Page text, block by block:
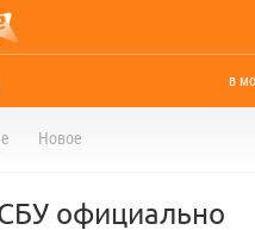
в
Новое
официально